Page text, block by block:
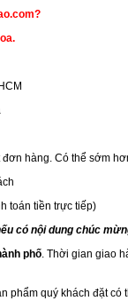
hàng. Có thể sớm
toán tiền trực tiếp)
có nội dung chúc
phố. Thời gian giao
phẩm quý khách đặt có